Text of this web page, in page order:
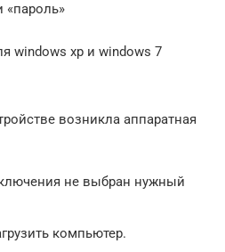
«пароль»
windows xp и windows 7
возникла аппаратная
не выбран нужный
компьютер.